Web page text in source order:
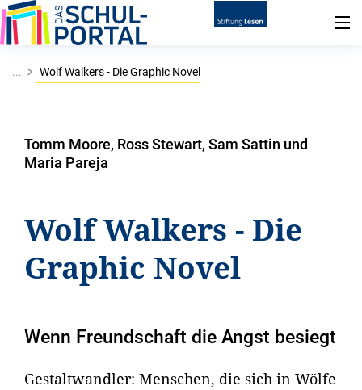
... Wolf Walkers - Die Graphic Novel
Tomm Moore, Ross Stewart, Sam Sattin und
Maria Pareja
Wolf Walkers - Die
Graphic Novel
Wenn Freundschaft die Angst besiegt
Gestaltwandler: Menschen, die sich in Wölfe